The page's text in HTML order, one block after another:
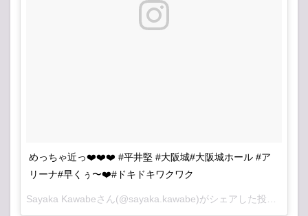
めっちゃ近っ❤️❤️❤️ #平井堅 #大阪城#大阪城ホール #ア
リーナ#早くぅ〜❤️#ドキドキワクワク
Sayaka Kawabeさん(@sayaka.kawabe)がシェアした投稿 –